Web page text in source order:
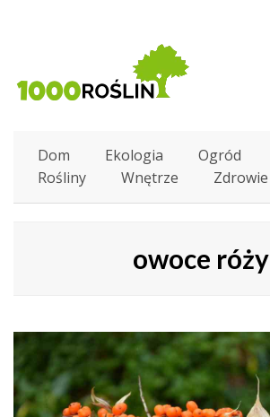
Dom Ekologia Ogród
Rośliny
Wnętrze Zdrowie
owoce róży